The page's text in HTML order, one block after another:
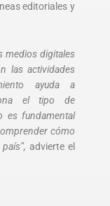
editoriales y
medios digitales
las actividades
ayuda a
el tipo de
es fundamental
cómo
advierte el